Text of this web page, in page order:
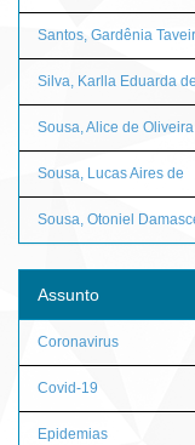
Santos, Gardênia
Silva, Karlla Eduarda
Sousa, Alice de Oliveira
Sousa, Lucas Aires de
Sousa, Otoniel
Assunto
Coronavirus
Covid-19
Epidemias